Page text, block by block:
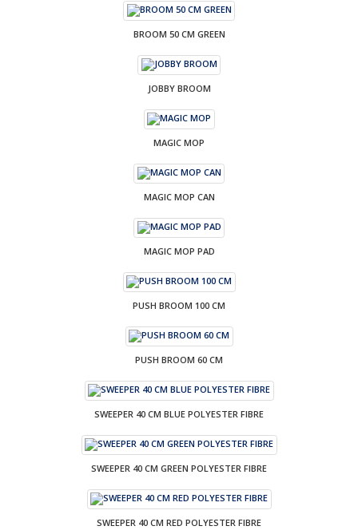
BROOM 50 CM GREEN
JOBBY BROOM
MAGIC MOP
MAGIC MOP CAN
MAGIC MOP PAD
PUSH BROOM 100 CM
PUSH BROOM 60 CM
SWEEPER 40 CM BLUE POLYESTER FIBRE
SWEEPER 40 CM GREEN POLYESTER FIBRE
SWEEPER 40 CM RED POLYESTER FIBRE